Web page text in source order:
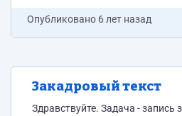
Опубликовано 6 лет назад
Закадровый текст
Здравствуйте. Задача - запись закадрового текста